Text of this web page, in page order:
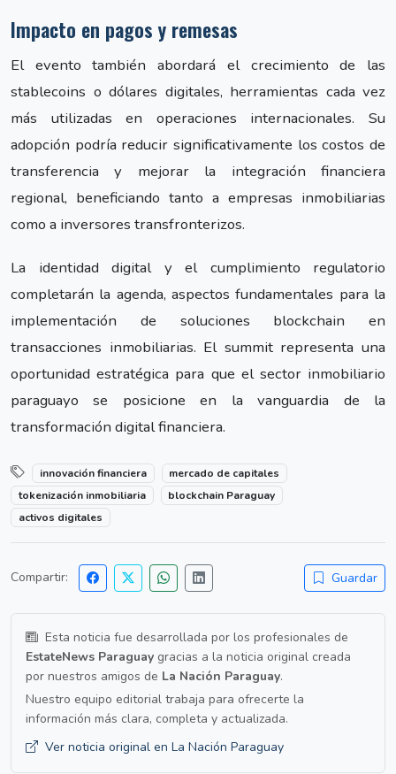
Impacto en pagos y remesas
El evento también abordará el crecimiento de las
stablecoins o dólares digitales, herramientas cada vez
más utilizadas en operaciones internacionales. Su
adopción podría reducir significativamente los costos de
transferencia y mejorar la integración financiera
regional, beneficiando tanto a empresas inmobiliarias
como a inversores transfronterizos.
La identidad digital y el cumplimiento regulatorio
completarán la agenda, aspectos fundamentales para la
implementación de soluciones blockchain en
transacciones inmobiliarias. El summit representa una
oportunidad estratégica para que el sector inmobiliario
paraguayo se posicione en la vanguardia de la
transformación digital financiera.
innovación financiera
mercado de capitales
tokenización inmobiliaria
blockchain Paraguay
activos digitales
Compartir: Guardar
Esta noticia fue desarrollada por los profesionales de
EstateNews Paraguay gracias a la noticia original creada
por nuestros amigos de La Nación Paraguay.
Nuestro equipo editorial trabaja para ofrecerte la
información más clara, completa y actualizada.
Ver noticia original en La Nación Paraguay